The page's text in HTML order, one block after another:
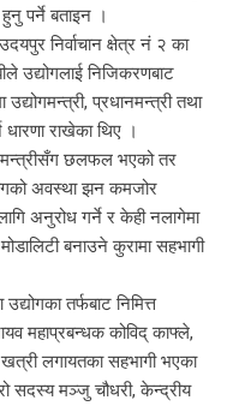
पर्ने बताइन ।
निर्वाचान क्षेत्र नं २ का
उद्योगलाई निजिकरणबाट
प्रधानमन्त्री तथा
राखेका थिए ।
छलफल भएको तर
अवस्था झन कमजोर
अनुरोध गर्ने र केही नलागेमा
बनाउने कुरामा सहभागी
तर्फबाट निमित्त
महाप्रबन्धक कोविद् काफ्ले,
खत्री लगायतका सहभागी भएका
सदस्य मञ्जु चौधरी, केन्द्रीय